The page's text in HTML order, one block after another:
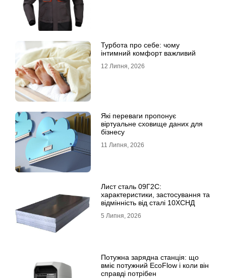
Турбота про себе: чому
інтимний комфорт важливий
12 Липня, 2026
Які переваги пропонує
віртуальне сховище даних для
бізнесу
11 Липня, 2026
Лист сталь 09Г2С:
характеристики, застосування та
відмінність від сталі 10ХСНД
5 Липня, 2026
Потужна зарядна станція: що
вміє потужний EcoFlow і коли він
справді потрібен